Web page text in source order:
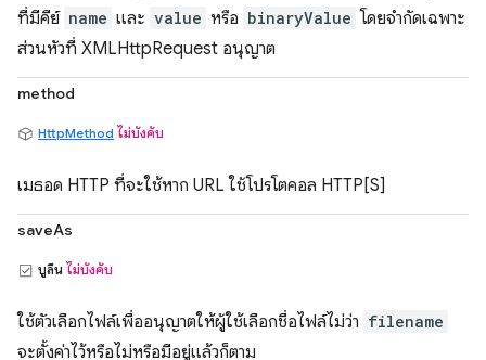
ที่มีคีย์ name และ value หรือ binaryValue โดยจำกัดเฉพาะ
ส่วนหัวที่ XMLHttpRequest อนุญาต
method
HttpMethod ไม่บังคับ
เมธอด HTTP ที่จะใช้หาก URL ใช้โปรโตคอล HTTP[S]
saveAs
บูลีน ไม่บังคับ
ใช้ตัวเลือกไฟล์เพื่ออนุญาตให้ผู้ใช้เลือกชื่อไฟล์ไม่ว่า filename
จะตั้งค่าไว้หรือไม่หรือมีอยู่แล้วก็ตาม